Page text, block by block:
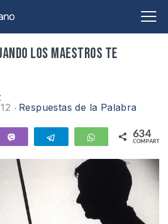
los maestros te
Respuestas de la Palabra
Telegram WhatsApp
634
COMPARTIR